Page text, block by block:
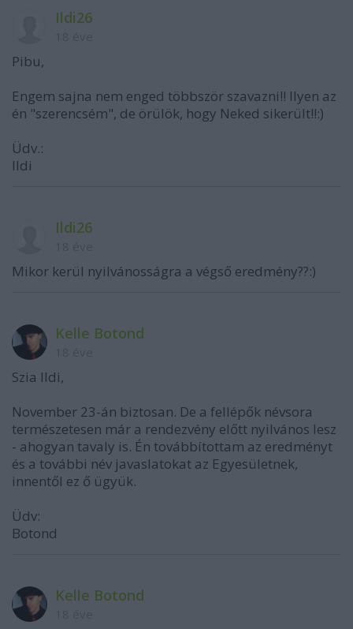
Ildi26
Pibu,
Engem sajna nem enged többször szavazni!! Ilyen az
én "szerencsém", de örülök, hogy Neked sikerült!!:)
Üdv.:
Ildi
Ildi26
Mikor kerül nyilvánosságra a végső eredmény??:)
Kelle Botond
Szia Ildi,
November 23-án biztosan. De a fellépők névsora
természetesen már a rendezvény előtt nyilvános lesz
- ahogyan tavaly is. Én továbbítottam az eredményt
és a további név javaslatokat az Egyesületnek,
innentől ez ő ügyük.
Üdv:
Botond
Kelle Botond